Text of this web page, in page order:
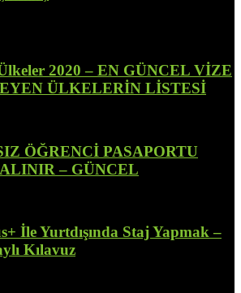
2020 – EN GÜNCEL VİZE
ÜLKELERİN LİSTESİ
ÖĞRENCİ PASAPORTU
– GÜNCEL
İle Yurtdışında Staj Yapmak –
Kılavuz